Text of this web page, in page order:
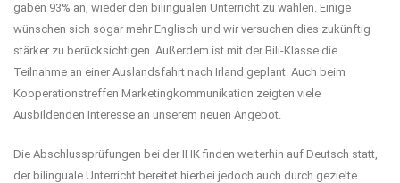
gaben 93% an, wieder den bilingualen Unterricht zu wählen. Einige
wünschen sich sogar mehr Englisch und wir versuchen dies zukünftig
stärker zu berücksichtigen. Außerdem ist mit der Bili-Klasse die
Teilnahme an einer Auslandsfahrt nach Irland geplant. Auch beim
Kooperationstreffen Marketingkommunikation zeigten viele
Ausbildenden Interesse an unserem neuen Angebot.
Die Abschlussprüfungen bei der IHK finden weiterhin auf Deutsch statt,
der bilinguale Unterricht bereitet hierbei jedoch auch durch gezielte